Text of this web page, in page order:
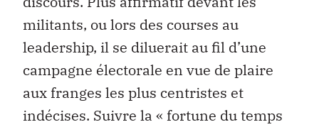
militants, ou lors des courses au
leadership, il se diluerait au fil d’une
campagne électorale en vue de plaire
aux franges les plus centristes et
indécises. Suivre la « fortune du temps